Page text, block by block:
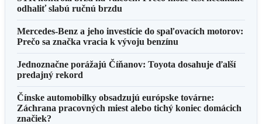
odhaliť slabú ručnú brzdu
Mercedes-Benz a jeho investície do spaľovacích motorov:
Prečo sa značka vracia k vývoju benzínu
Jednoznačne porážajú Číňanov: Toyota dosahuje ďalší
predajný rekord
Čínske automobilky obsadzujú európske továrne:
Záchrana pracovných miest alebo tichý koniec domácich
značiek?